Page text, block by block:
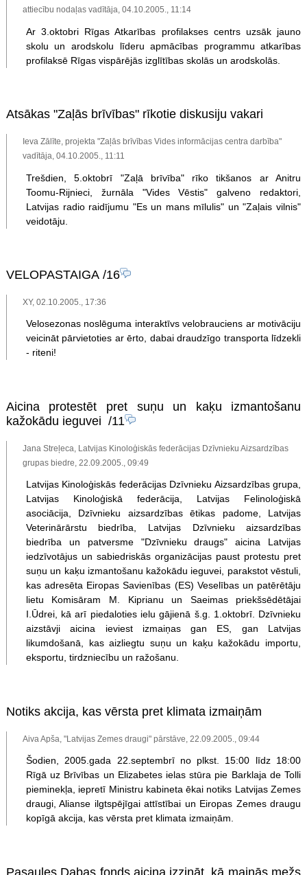
attiecību nodaļas vadītāja, 04.10.2005., 11:14
Ar 3.oktobri Rīgas Atkarības profilakses centrs uzsāk jauno
skolu un arodskolu līderu apmācības programmu atkarības
profilaksē Rīgas vispārējās izglītības skolās un arodskolās.
Atsākas "Zaļās brīvības" rīkotie diskusiju vakari
Ieva Zālīte, projekta "Zaļās brīvības Vides informācijas centra darbība"
vadītāja, 04.10.2005., 11:11
Trešdien, 5.oktobrī "Zaļā brīvība" rīko tikšanos ar Anitru
Toomu-Rijnieci, žurnāla "Vides Vēstis" galveno redaktori,
Latvijas radio raidījumu "Es un mans mīlulis" un "Zaļais vilnis"
veidotāju.
VELOPASTAIGA/16
XY, 02.10.2005., 17:36
Velosezonas noslēguma interaktīvs velobrauciens ar motivāciju
veicināt pārvietoties ar ērto, dabai draudzīgo transporta līdzekli
- riteni!
Aicina protestēt pret suņu un kaķu izmantošanu
kažokādu ieguvei /11
Jana Streļeca, Latvijas Kinoloģiskās federācijas Dzīvnieku Aizsardzības
grupas biedre, 22.09.2005., 09:49
Latvijas Kinoloģiskās federācijas Dzīvnieku Aizsardzības grupa,
Latvijas Kinoloģiskā federācija, Latvijas Felinoloģiskā
asociācija, Dzīvnieku aizsardzības ētikas padome, Latvijas
Veterinārārstu biedrība, Latvijas Dzīvnieku aizsardzības
biedrība un patversme "Dzīvnieku draugs" aicina Latvijas
iedzīvotājus un sabiedriskās organizācijas paust protestu pret
suņu un kaķu izmantošanu kažokādu ieguvei, parakstot vēstuli,
kas adresēta Eiropas Savienības (ES) Veselības un patērētāju
lietu Komisāram M. Kiprianu un Saeimas priekšsēdētājai
I.Ūdrei, kā arī piedaloties ielu gājienā š.g. 1.oktobrī. Dzīvnieku
aizstāvji aicina ieviest izmaiņas gan ES, gan Latvijas
likumdošanā, kas aizliegtu suņu un kaķu kažokādu importu,
eksportu, tirdzniecību un ražošanu.
Notiks akcija, kas vērsta pret klimata izmaiņām
Aiva Apša, "Latvijas Zemes draugi" pārstāve, 22.09.2005., 09:44
Šodien, 2005.gada 22.septembrī no plkst. 15:00 līdz 18:00
Rīgā uz Brīvības un Elizabetes ielas stūra pie Barklaja de Tolli
pieminekļa, iepretī Ministru kabineta ēkai notiks Latvijas Zemes
draugi, Alianse ilgtspējīgai attīstībai un Eiropas Zemes draugu
kopīgā akcija, kas vērsta pret klimata izmaiņām.